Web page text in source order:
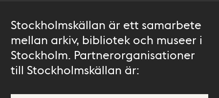
Stockholmskällan är ett samarbete
mellan arkiv, bibliotek och museer i
Stockholm. Partnerorganisationer
till Stockholmskällan är: